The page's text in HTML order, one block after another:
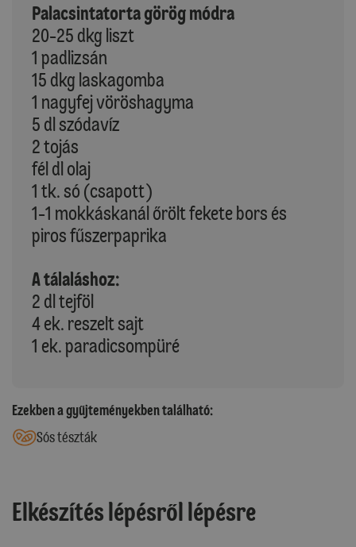
Palacsintatorta görög módra
20-25 dkg liszt
1 padlizsán
15 dkg laskagomba
1 nagyfej vöröshagyma
5 dl szódavíz
2 tojás
fél dl olaj
1 tk. só (csapott)
1-1 mokkáskanál őrölt fekete bors és
piros fűszerpaprika
A tálaláshoz:
2 dl tejföl
4 ek. reszelt sajt
1 ek. paradicsompüré
Ezekben a gyűjteményekben található:
Sós tészták
Elkészítés lépésről lépésre